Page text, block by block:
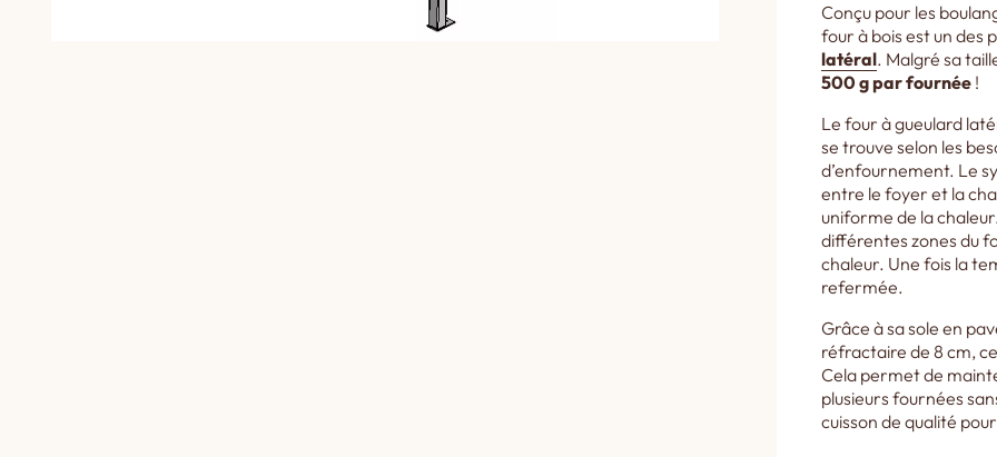
Conçu pour les
four à bois est un des
latéral. Malgré sa
500 g par fournée !
Le four à gueulard
se trouve selon les
d’enfournement. Le
entre le foyer et la
uniforme de la
différentes zones du
chaleur. Une fois la
refermée.
Grâce à sa sole en
réfractaire de 8 cm,
Cela permet de
plusieurs fournées
cuisson de qualité